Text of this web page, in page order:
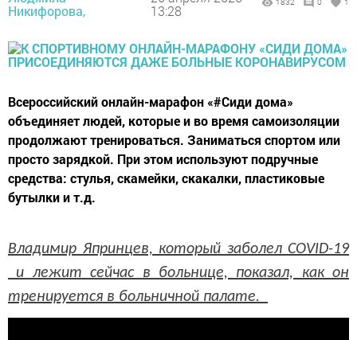
Никифорова,
13:28
1832 0 1
Всероссийский онлайн-марафон «#Сиди дома»
объединяет людей, которые и во время самоизоляции
продолжают тренироваться. Заниматься спортом или
просто зарядкой. При этом используют подручные
средства: стулья, скамейки, скакалки, пластиковые
бутылки и т.д.
Владимир Япринцев, который заболел COVID-19
и лежит сейчас в больнице, показал, как он
тренируется в больничной палате.